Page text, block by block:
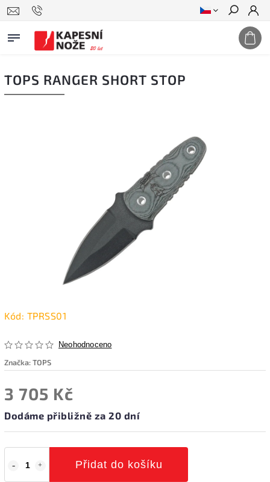
Hledat
TOPS RANGER SHORT STOP
Kód: TPRSS01
Neohodnoceno
Značka:TOPS
3 705 Kč
Dodáme přibližně za 20 dní
Přidat do košíku